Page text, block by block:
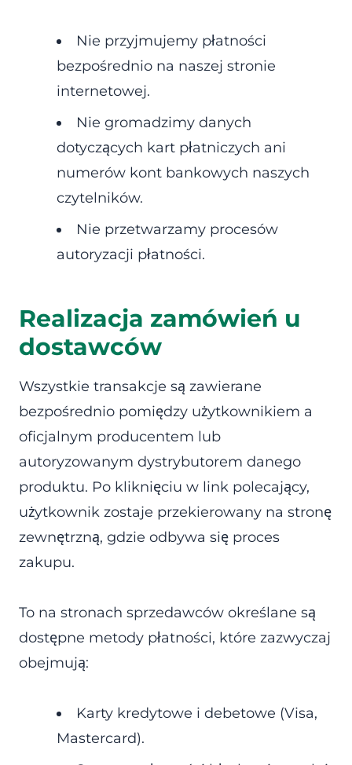
Nie przyjmujemy płatności
bezpośrednio na naszej stronie
internetowej.
Nie gromadzimy danych
dotyczących kart płatniczych ani
numerów kont bankowych naszych
czytelników.
Nie przetwarzamy procesów
autoryzacji płatności.
Realizacja zamówień u
dostawców
Wszystkie transakcje są zawierane
bezpośrednio pomiędzy użytkownikiem a
oficjalnym producentem lub
autoryzowanym dystrybutorem danego
produktu. Po kliknięciu w link polecający,
użytkownik zostaje przekierowany na stronę
zewnętrzną, gdzie odbywa się proces
zakupu.
To na stronach sprzedawców określane są
dostępne metody płatności, które zazwyczaj
obejmują:
Karty kredytowe i debetowe (Visa,
Mastercard).